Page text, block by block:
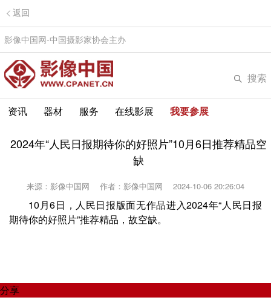
返回
影像中国网-中国摄影家协会主办
搜索
资讯 器材 服务 在线影展 我要参展
2024年“人民日报期待你的好照片”10月6日推荐精品空
缺
来源：影像中国网 作者：影像中国网 2024-10-06 20:26:04
10月6日，人民日报版面无作品进入2024年“人民日报
期待你的好照片”推荐精品，故空缺。
分享